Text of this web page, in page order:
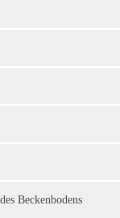
Beckenbodens